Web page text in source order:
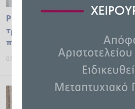
Ρίχνουν παγάκια στη λεκάνη και
τραβούν το καζανάκι: Το κόλπο
που λίγοι γνωρίζουν
03.06.2026 19:56